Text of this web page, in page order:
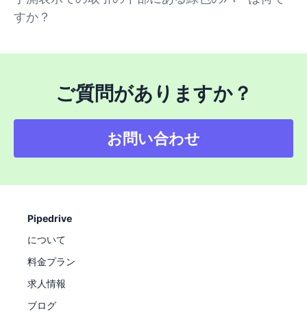
すか？
ご質問がありますか？
お問い合わせ
Pipedrive
について
料金プラン
求人情報
ブログ